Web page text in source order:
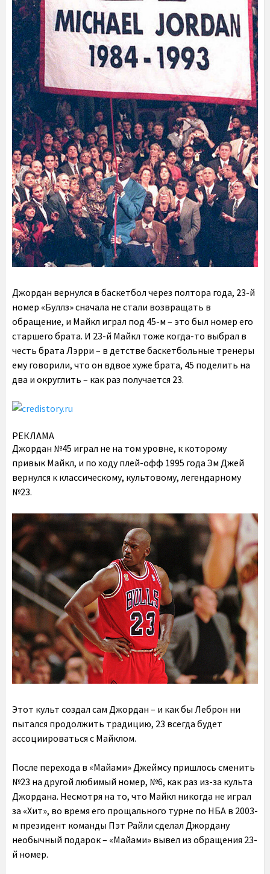
Джордан вернулся в баскетбол через полтора года, 23-й
номер «Буллз» сначала не стали возвращать в
обращение, и Майкл играл под 45-м – это был номер его
старшего брата. И 23-й Майкл тоже когда-то выбрал в
честь брата Лэрри – в детстве баскетбольные тренеры
ему говорили, что он вдвое хуже брата, 45 поделить на
два и округлить – как раз получается 23.
РЕКЛАМА
Джордан №45 играл не на том уровне, к которому
привык Майкл, и по ходу плей-офф 1995 года Эм Джей
вернулся к классическому, культовому, легендарному
№23.
Этот культ создал сам Джордан – и как бы Леброн ни
пытался продолжить традицию, 23 всегда будет
ассоциироваться с Майклом.
После перехода в «Майами» Джеймсу пришлось сменить
№23 на другой любимый номер, №6, как раз из-за культа
Джордана. Несмотря на то, что Майкл никогда не играл
за «Хит», во время его прощального турне по НБА в 2003-
м президент команды Пэт Райли сделал Джордану
необычный подарок – «Майами» вывел из обращения 23-
й номер.